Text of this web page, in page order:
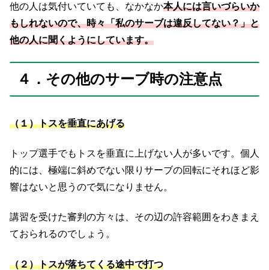
他の人は気付いていても、なかなか本人には言いづらいか
もしれないので、時々「私のサーブは違反してない？」と
他の人に聞くようにしています。
４．その他のサーブ時の注意点
（１）トスを垂直にあげる
トップ選手でもトスを垂直に上げない人が多いです。個人
的には、極端に斜めでない限りサーブの回転にそれほど影
響はないと思うので気になりません。
講習を受けた審判の方々は、その辺の許容範囲をわきまえ
ておられるのでしょう。
（２）トスが落ちてくる途中で打つ